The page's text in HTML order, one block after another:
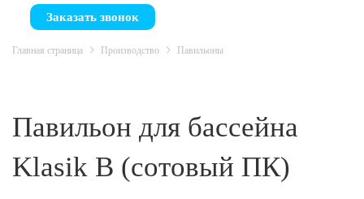
Заказать звонок
Главная страница Производство Павильоны
Павильон для бассейна
Klasik B (сотовый ПК)